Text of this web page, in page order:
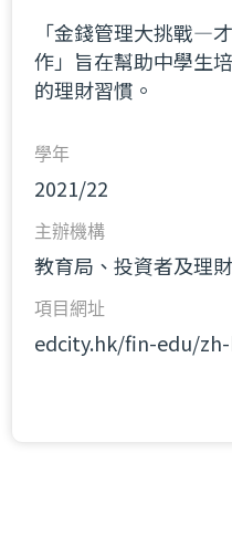
「金錢管理大挑戰―
作」旨在幫助中學生
的理財習慣。
學年
2021/22
主辦機構
教育局、投資者及理
項目網址
edcity.hk/fin-edu/